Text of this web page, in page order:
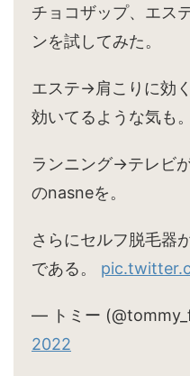
チョコザップ、エス
ンを試してみた。
エステ→肩こりに効
効いてるような気も。
ランニング→テレビ
のnasneを。
さらにセルフ脱毛器
である。
— トミー
2022